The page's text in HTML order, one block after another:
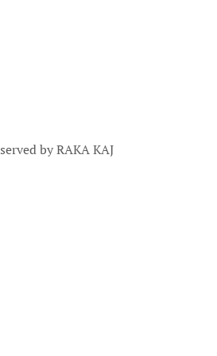
by RAKA KAJ